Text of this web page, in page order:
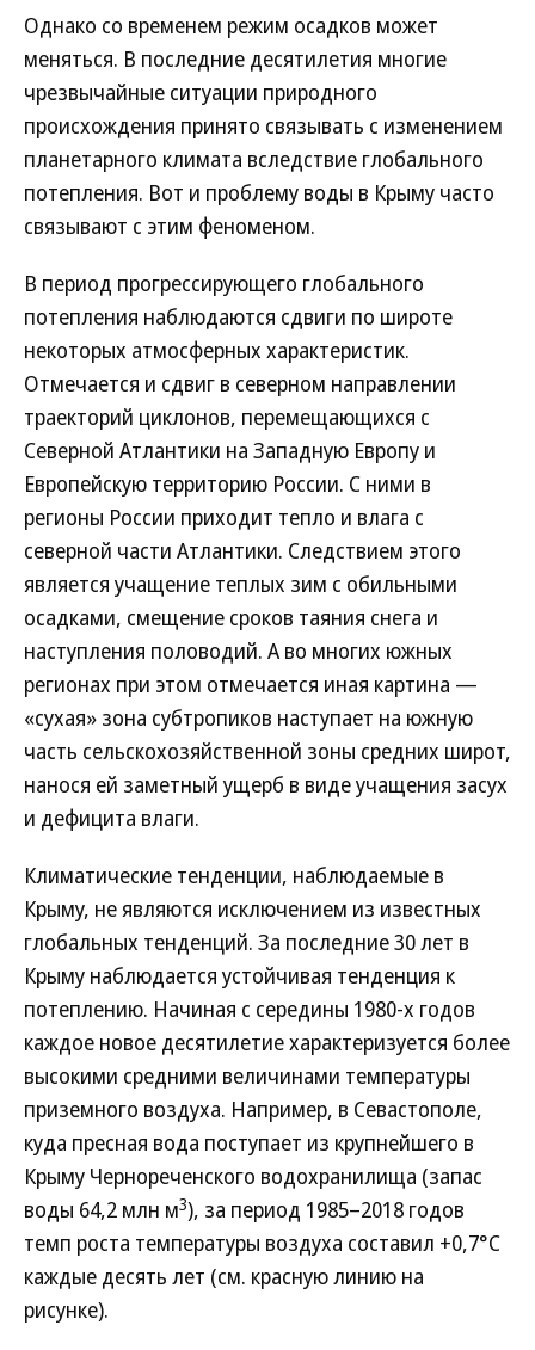
Однако со временем режим осадков может
меняться. В последние десятилетия многие
чрезвычайные ситуации природного
происхождения принято связывать с изменением
планетарного климата вследствие глобального
потепления. Вот и проблему воды в Крыму часто
связывают с этим феноменом.
В период прогрессирующего глобального
потепления наблюдаются сдвиги по широте
некоторых атмосферных характеристик.
Отмечается и сдвиг в северном направлении
траекторий циклонов, перемещающихся с
Северной Атлантики на Западную Европу и
Европейскую территорию России. С ними в
регионы России приходит тепло и влага с
северной части Атлантики. Следствием этого
является учащение теплых зим с обильными
осадками, смещение сроков таяния снега и
наступления половодий. А во многих южных
регионах при этом отмечается иная картина —
«сухая» зона субтропиков наступает на южную
часть сельскохозяйственной зоны средних широт,
нанося ей заметный ущерб в виде учащения засух
и дефицита влаги.
Климатические тенденции, наблюдаемые в
Крыму, не являются исключением из известных
глобальных тенденций. За последние 30 лет в
Крыму наблюдается устойчивая тенденция к
потеплению. Начиная с середины 1980-х годов
каждое новое десятилетие характеризуется более
высокими средними величинами температуры
приземного воздуха. Например, в Севастополе,
куда пресная вода поступает из крупнейшего в
Крыму Чернореченского водохранилища (запас
воды 64,2 млн м3), за период 1985–2018 годов
темп роста температуры воздуха составил +0,7°С
каждые десять лет (см. красную линию на
рисунке).